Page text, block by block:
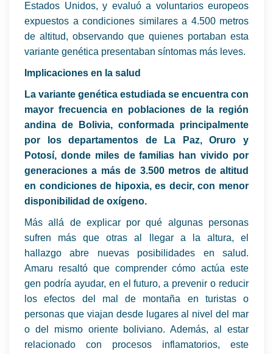
Estados Unidos, y evaluó a voluntarios europeos
expuestos a condiciones similares a 4.500 metros
de altitud, observando que quienes portaban esta
variante genética presentaban síntomas más leves.
Implicaciones en la salud
La variante genética estudiada se encuentra con
mayor frecuencia en poblaciones de la región
andina de Bolivia, conformada principalmente
por los departamentos de La Paz, Oruro y
Potosí, donde miles de familias han vivido por
generaciones a más de 3.500 metros de altitud
en condiciones de hipoxia, es decir, con menor
disponibilidad de oxígeno.
Más allá de explicar por qué algunas personas
sufren más que otras al llegar a la altura, el
hallazgo abre nuevas posibilidades en salud.
Amaru resaltó que comprender cómo actúa este
gen podría ayudar, en el futuro, a prevenir o reducir
los efectos del mal de montaña en turistas o
personas que viajan desde lugares al nivel del mar
o del mismo oriente boliviano. Además, al estar
relacionado con procesos inflamatorios, este